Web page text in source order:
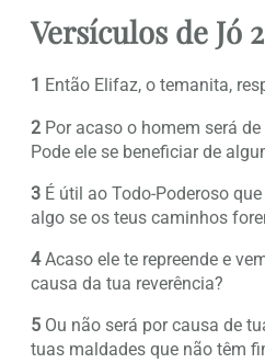
Versículos de Jó
1 Então Elifaz, o temanita,
2 Por acaso o homem será
Pode ele se beneficiar de
3 É útil ao Todo-Poderoso
algo se os teus caminhos
4Acaso ele te repreende e
causa da tua reverência?
5 Ou não será por causa de
tuas maldades que não têm